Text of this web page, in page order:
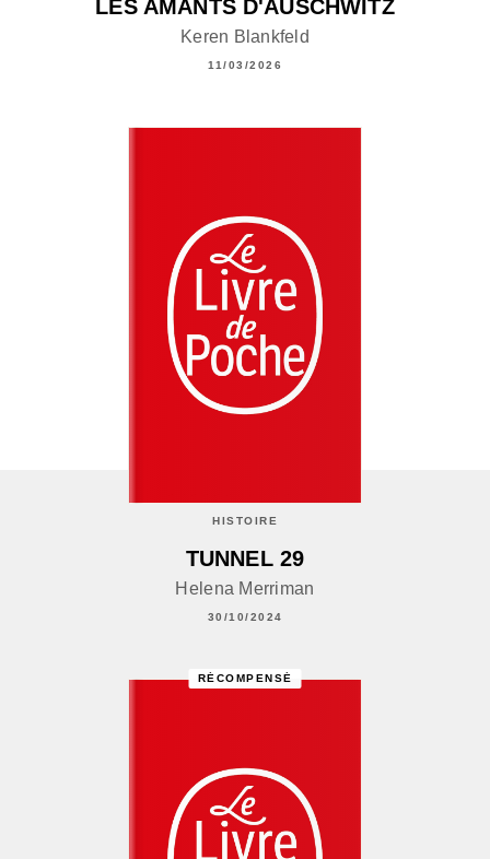
LES AMANTS D'AUSCHWITZ
Keren Blankfeld
11/03/2026
HISTOIRE
TUNNEL 29
Helena Merriman
30/10/2024
RÉCOMPENSÉ